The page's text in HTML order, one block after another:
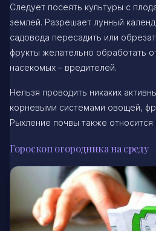
Следует посеять культуры с
землей. Разрешает лунный
садовода пересадить или
фрукты желательно обработать
насекомых – вредителей.
Нельзя проводить никаких
корневыми системами овощей,
Рыхление почвы также относится
Гороскоп огородника на среду